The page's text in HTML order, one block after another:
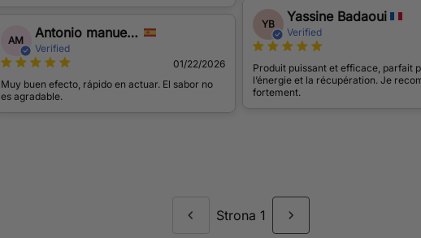
AM Antonio manuel Martínez martínez
Verified
01/22/2026
Muy buen efecto, rápido en actuar. El sabor no
es agradable.
YB Yassine Badaoui
Verified
Produit puissant et efficace, parfait
l’énergie et la récupération. Je
fortement.
Strona 1